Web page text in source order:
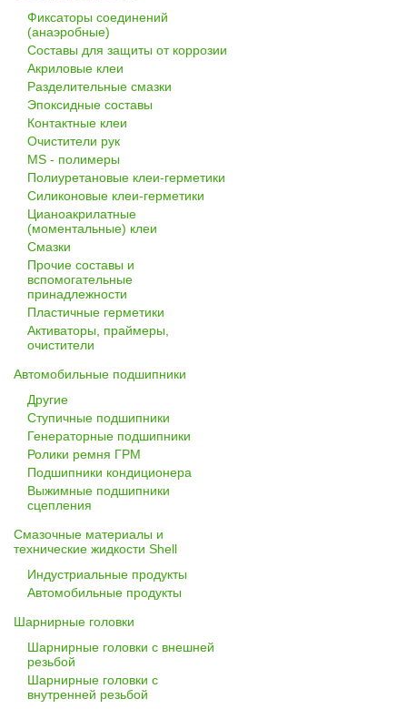
Фиксаторы соединений
(анаэробные)
Составы для защиты от коррозии
Акриловые клеи
Разделительные смазки
Эпоксидные составы
Контактные клеи
Очистители рук
MS - полимеры
Полиуретановые клеи-герметики
Силиконовые клеи-герметики
Цианоакрилатные
(моментальные) клеи
Смазки
Прочие составы и
вспомогательные
принадлежности
Пластичные герметики
Активаторы, праймеры,
очистители
Автомобильные подшипники
Другие
Ступичные подшипники
Генераторные подшипники
Ролики ремня ГРМ
Подшипники кондиционера
Выжимные подшипники
сцепления
Смазочные материалы и
технические жидкости Shell
Индустриальные продукты
Автомобильные продукты
Шарнирные головки
Шарнирные головки с внешней
резьбой
Шарнирные головки с
внутренней резьбой